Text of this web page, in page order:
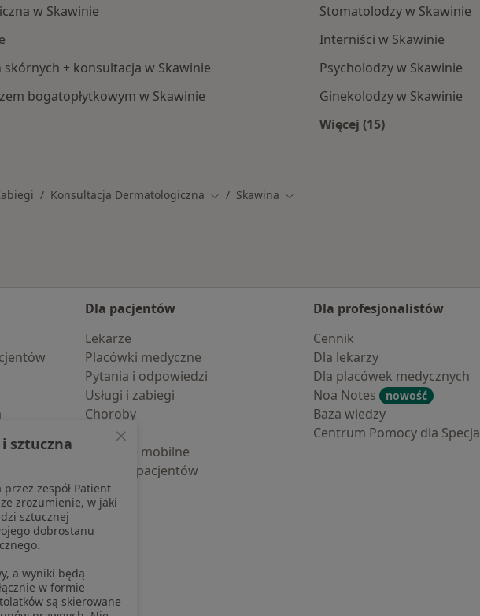
w Skawinie
+ konsultacja w Skawinie
bogatopłytkowym w Skawinie
Stomatolodzy w Skawinie
Interniści w Skawinie
Psycholodzy w Skawinie
Ginekolodzy w Skawinie
Więcej (15)
Konsultacja Dermatologiczna Zmień miasto
Skawina Zmień miasto
Dla pacjentów
Lekarze
Placówki medyczne
Pytania i odpowiedzi
Usługi i zabiegi
Choroby
Pomoc
Aplikacje mobilne
Blog dla pacjentów
Dla profesjonalistów
Cennik
Dla lekarzy
Dla placówek medycznych
Noa Notes
nowość
Baza wiedzy
Centrum Pomocy dla
sztuczna
zespół Patient
zrozumienie, w jaki
sztucznej
dobrostanu
a wyniki będą
w formie
są skierowane